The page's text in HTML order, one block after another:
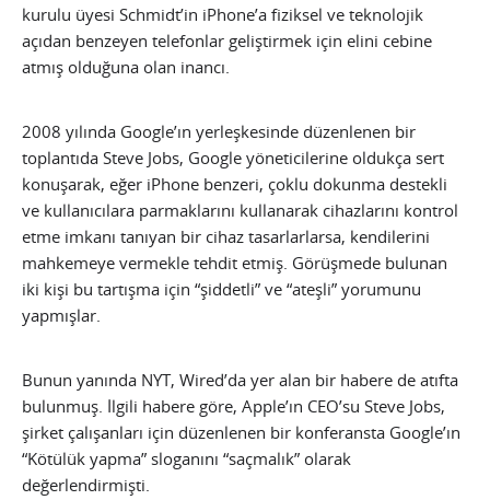
kurulu üyesi Schmidt’in iPhone’a fiziksel ve teknolojik
açıdan benzeyen telefonlar geliştirmek için elini cebine
atmış olduğuna olan inancı.
2008 yılında Google’ın yerleşkesinde düzenlenen bir
toplantıda Steve Jobs, Google yöneticilerine oldukça sert
konuşarak, eğer iPhone benzeri, çoklu dokunma destekli
ve kullanıcılara parmaklarını kullanarak cihazlarını kontrol
etme imkanı tanıyan bir cihaz tasarlarlarsa, kendilerini
mahkemeye vermekle tehdit etmiş. Görüşmede bulunan
iki kişi bu tartışma için “şiddetli” ve “ateşli” yorumunu
yapmışlar.
Bunun yanında NYT, Wired’da yer alan bir habere de atıfta
bulunmuş. İlgili habere göre, Apple’ın CEO’su Steve Jobs,
şirket çalışanları için düzenlenen bir konferansta Google’ın
“Kötülük yapma” sloganını “saçmalık” olarak
değerlendirmişti.